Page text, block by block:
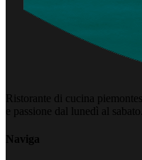
Ristorante di cucina
e passione dal lunedì al sabato.
Naviga